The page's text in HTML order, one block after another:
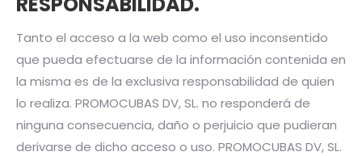
Tanto el acceso a la web como el uso inconsentido
que pueda efectuarse de la información contenida en
la misma es de la exclusiva responsabilidad de quien
lo realiza. PROMOCUBAS DV, SL. no responderá de
ninguna consecuencia, daño o perjuicio que pudieran
derivarse de dicho acceso o uso. PROMOCUBAS DV, SL.